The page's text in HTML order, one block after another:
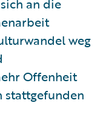
an die
weg
Offenheit
stattgefunden